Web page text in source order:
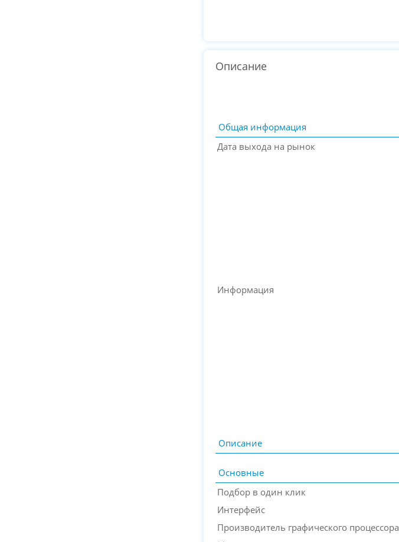
Описание
Общая информация
Дата выхода на рынок
Информация
Описание
Основные
Подбор в один клик
Интерфейс
Производитель графического процессора